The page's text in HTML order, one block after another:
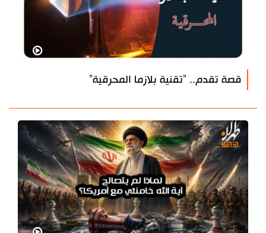
قصة تقدم.. "تقنية بلازما المحرقية"